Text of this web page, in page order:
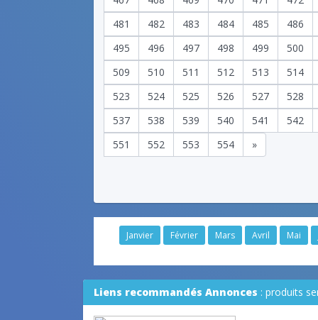
481
482 483 484 485
486
495
496 497 498 499
500
509
510 511 512 513
514
523
524 525 526 527
528
537
538 539 540 541
542
551
552 553 554 »
Janvier Février Mars Avril Mai
Liens recommandés Annonces : produits